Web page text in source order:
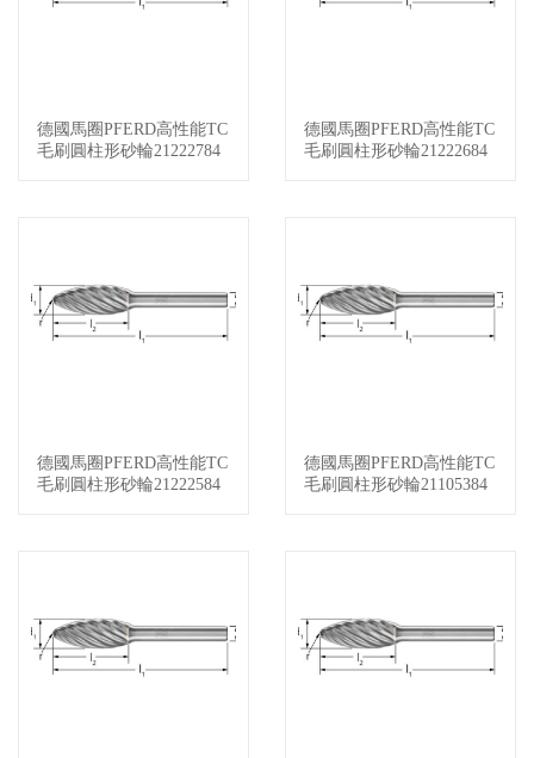
查看詳情
德國馬圈PFERD高性能TC
毛刷圓柱形砂輪21222784
查看詳情
德國馬圈PFERD高性能TC
毛刷圓柱形砂輪21222684
查看詳情
德國馬圈PFERD高性能TC
毛刷圓柱形砂輪21222584
查看詳情
德國馬圈PFERD高性能TC
毛刷圓柱形砂輪21105384